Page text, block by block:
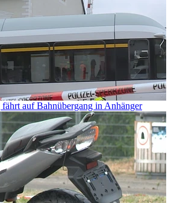
auf Bahnübergang in Anhänger